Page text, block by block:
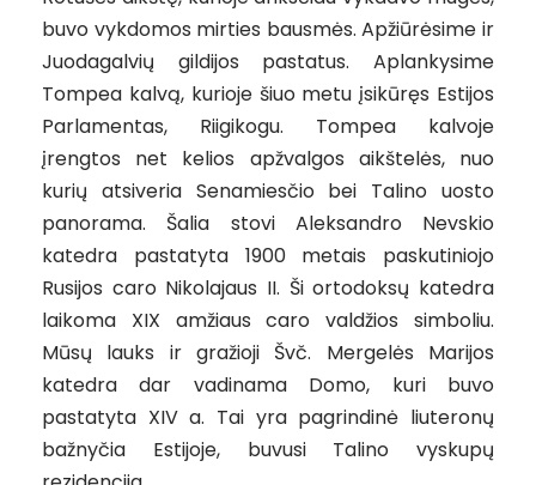
buvo vykdomos mirties bausmės. Apžiūrėsime ir
Juodagalvių gildijos pastatus. Aplankysime
Tompea kalvą, kurioje šiuo metu įsikūręs Estijos
Parlamentas, Riigikogu. Tompea kalvoje
įrengtos net kelios apžvalgos aikštelės, nuo
kurių atsiveria Senamiesčio bei Talino uosto
panorama. Šalia stovi Aleksandro Nevskio
katedra pastatyta 1900 metais paskutiniojo
Rusijos caro Nikolajaus II. Ši ortodoksų katedra
laikoma XIX amžiaus caro valdžios simboliu.
Mūsų lauks ir gražioji Švč. Mergelės Marijos
katedra dar vadinama Domo, kuri buvo
pastatyta XIV a. Tai yra pagrindinė liuteronų
bažnyčia Estijoje, buvusi Talino vyskupų